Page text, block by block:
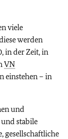
viele
werden
in der Zeit, in
VN
einstehen – in
und
stabile
gesellschaftliche